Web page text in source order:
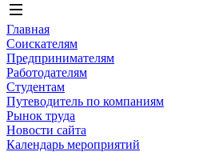
Главная
Соискателям
Предпринимателям
Работодателям
Студентам
Путеводитель по компаниям
Рынок труда
Новости сайта
Календарь мероприятий